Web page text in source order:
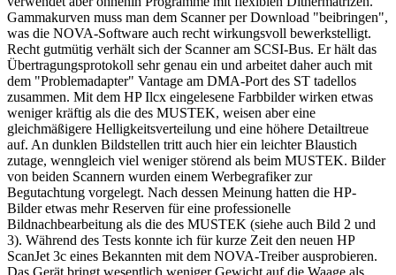
Gammakurven muss man dem Scanner per Download "beibringen",
was die NOVA-Software auch recht wirkungsvoll bewerkstelligt.
Recht gutmütig verhält sich der Scanner am SCSI-Bus. Er hält das
Übertragungsprotokoll sehr genau ein und arbeitet daher auch mit
dem "Problemadapter" Vantage am DMA-Port des ST tadellos
zusammen. Mit dem HP Ilcx eingelesene Farbbilder wirken etwas
weniger kräftig als die des MUSTEK, weisen aber eine
gleichmäßigere Helligkeitsverteilung und eine höhere Detailtreue
auf. An dunklen Bildstellen tritt auch hier ein leichter Blaustich
zutage, wenngleich viel weniger störend als beim MUSTEK. Bilder
von beiden Scannern wurden einem Werbegrafiker zur
Begutachtung vorgelegt. Nach dessen Meinung hatten die HP-
Bilder etwas mehr Reserven für eine professionelle
Bildnachbearbeitung als die des MUSTEK (siehe auch Bild 2 und
3). Während des Tests konnte ich für kurze Zeit den neuen HP
ScanJet 3c eines Bekannten mit dem NOVA-Treiber ausprobieren.
Das Gerät bringt wesentlich weniger Gewicht auf die Waage als